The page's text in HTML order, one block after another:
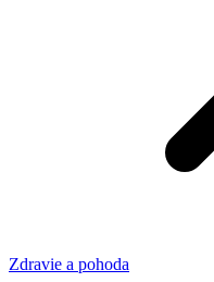
Zdravie a pohoda